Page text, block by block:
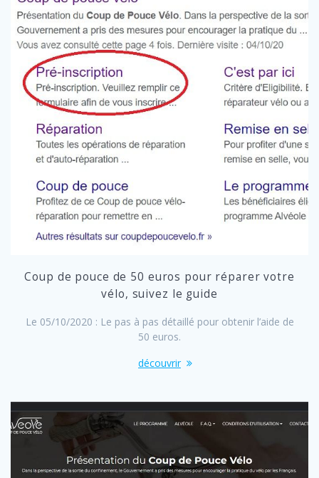
Coup de pouce de 50 euros pour réparer votre
vélo, suivez le guide
Le 05/10/2020 : Le pas à pas détaillé pour obtenir l’aide de
50 euros.
découvrir